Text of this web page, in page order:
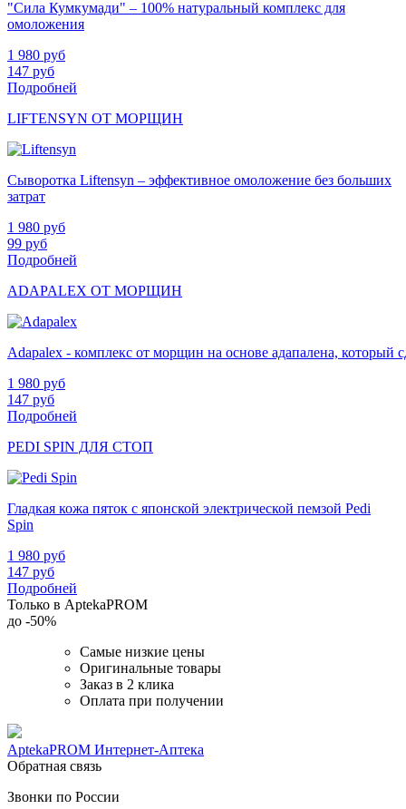
"Сила Кумкумади" – 100% натуральный комплекс для
омоложения
1 980 руб
147 руб
Подробней
LIFTENSYN ОТ МОРЩИН
Сыворотка Liftensyn – эффективное омоложение без больших
затрат
1 980 руб
99 руб
Подробней
ADAPALEX ОТ МОРЩИН
Adapalex - комплекс от морщин на основе адапалена,
1 980 руб
147 руб
Подробней
PEDI SPIN ДЛЯ СТОП
Гладкая кожа пяток с японской электрической пемзой Pedi
Spin
1 980 руб
147 руб
Подробней
Только в AptekaPROM
до -50%
Самые низкие цены
Оригинальные товары
Заказ в 2 клика
Оплата при получении
AptekaPROM Интернет-Аптека
Обратная связь
Звонки по России